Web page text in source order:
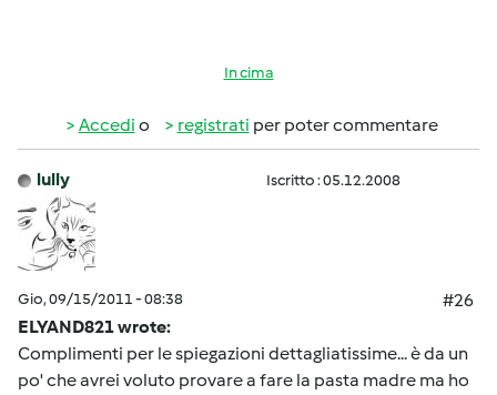
In cima
Accedi o registrati per poter commentare
lully Iscritto : 05.12.2008
Gio, 09/15/2011 - 08:38
#26
ELYAND821 wrote:
Complimenti per le spiegazioni dettagliatissime... è da un
po' che avrei voluto provare a fare la pasta madre ma ho